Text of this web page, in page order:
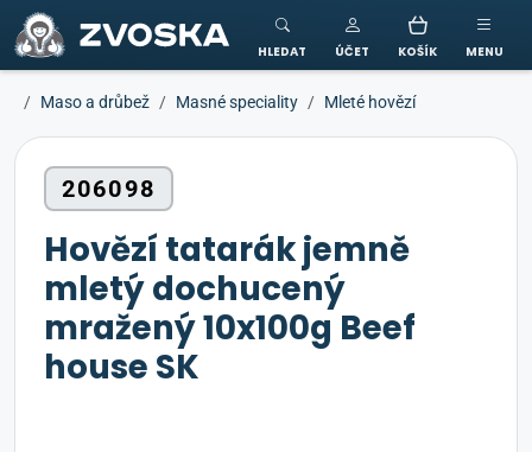
ZVOSKA
HLEDAT ÚČET KOŠÍK MENU
Maso a drůbež Masné speciality Mleté hovězí
206098
Hovězí tatarák jemně
mletý dochucený
mražený 10x100g Beef
house SK